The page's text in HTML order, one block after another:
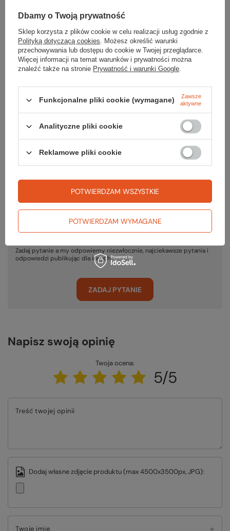
Preparat do prania bielizny ACTIVE WASH
69,99 zł
Gwarancja
Na sprzedawane produkty udzielana jest 24-miesięczna rękojmia na
podstawie ustawy z dnia 30 maja 2014r. o prawach konsumenta.
PODMIOT ODPOWIEDZIALNY ZA TEN PRODUKT NA TERENIE UE
Black Diamond Equipment Europe GmbH Więcej
Zadaj pytanie a my odpowiemy niezwłocznie, najciekawsze pytania i
odpowiedzi publikując dla innych.
ZADAJ PYTANIE
Napisz swoją opinię
Twoja ocena:
5/5
Treść twojej opinii
Dodaj własne zdjęcie produktu (max 4500x3500px, JPG):
Twoje imię
Dbamy o Twoją prywatność
Sklep korzysta z plików cookie w celu realizacji usług zgodnie z
Polityką dotyczącą cookies. Możesz określić warunki
przechowywania lub dostępu do cookie w Twojej przeglądarce.
Więcej informacji na temat warunków i prywatności można
znaleźć także na stronie Prywatność i warunki Google.
Funkcjonalne pliki cookie (wymagane)
Zawsze
aktywne
Analityczne pliki cookie
Reklamowe pliki cookie
POTWIERDZAM WYMAGANE
POTWIERDZAM WSZYSTKIE